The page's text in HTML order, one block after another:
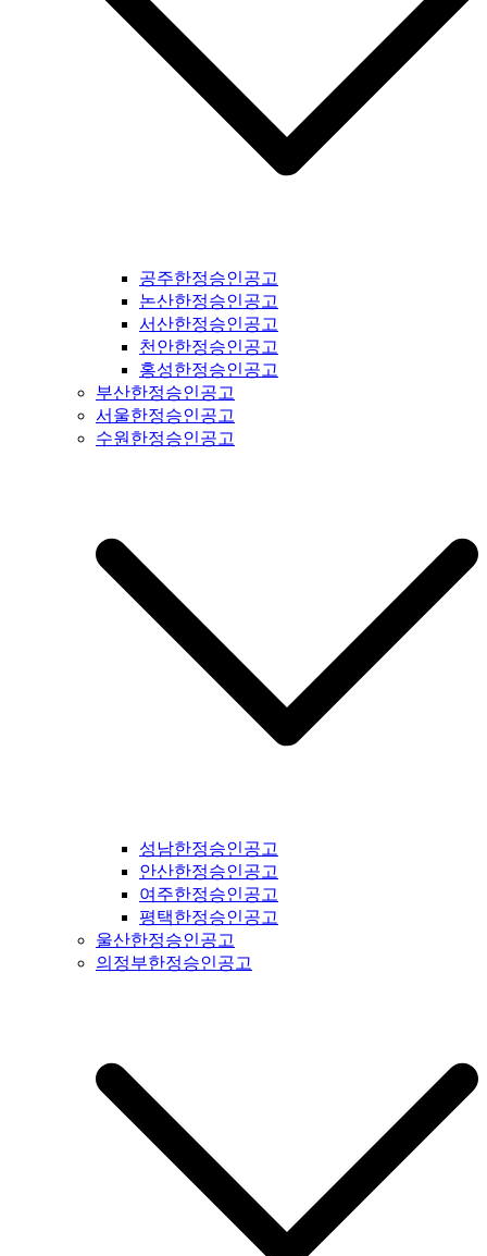
경산신문공고 #청도신문공고 #고령신문공고 #대구신문공고 #
울주신문공고 #울산신문공고 #부산신문공고 #기장신문공고 #
거창신문공고 #합천신문공고 #창녕신문공고 #밀양신문공고 #
창원신문공고 #김해신문공고 #의령신문공고 #진주신문공고 #
하동신문공고 #사천신문공고 #고성신문공고 #거제신문공고 #
통영신문공고 #남해신문공고 #서귀포신문공고 #제주도신문공
고 #경기도일간지공고 #연천군일간지공고 #포천시일간지공고
#동두천시일간지공고 #양주시일간지공고 #의정부시일간지공
시일간지공고 #경기도광주일간지공고 #광주시일간지공고 #양
평군일간지공고 #여주시일간지공고 #이천시일간지공고 #용인
시일간지공고 #수원시일간지공고 #화성시일간지공고 #오산시
일간지공고 #인천시일간지공고 #평택시일간지공고 #안성시일
간지공고 #평택시일간지공고 #안성시일간지공고 #대부도일간
지공고 #제부도일간지공고 #오이도일간지공고 #서울일간지공
고 #서울시일간지공고 #강서구일간지공고 #양천구일간지공고
#구로구일간지공고 #영등포구일간지공고 #금천구일간지공고
구일간지공고 #강북구일간지공고 #도봉구일간지공고 #노원구
일간지공고 #중랑구일간지공고 #강원도일간지공고 #철원군일
간지공고 #양구군일간지공고 #인제군일간지공고 #고성군일간
지공고 #속초시일간지공고 #양양군일간지공고 #홍천군일간지
공고 #화천군일간지공고 #춘천시일간지공고 #횡성군일간지공
고 #원주시일간지공고 #평창군일간지공고 #정선군일간지공고
#강릉시일간지공고 #동해시일간지공고 #삼척시일간지공고 #
태백시일간지공고 #영월군일간지공고 #충북일간지공고 #충청
북도일간지공고 #제천시일간지공고 #단양군일간지공고 #충주
시일간지공고 #괴산군일간지공고 #음성군일간지공고 #진천군
고 #예산군일간지공고 #아산시일간지공고 #천안시일간지공고
#청양군일간지공고 #안면도일간지공고 #보령시일간지공고 #
부여군일간지공고 #서천군일간지공고 #논산시일간지공고 #계
룡시일간지공고 #공주시일간지공고 #금산군군일간지공고 #덕
산면일간지공고 #공주시일간지공고 #정안면일간지공고 #안면
도일간지공고 #대전시일간지공고 #전라북도일간지공고 #전북
공고 #부안군일간지공고 #정읍시일간지공고 #고창군일간지공
고 #순창군일간지공고 #남원시일간지공고 #복흥면일간지공고
#격포일간지공고 #순창군일간지공고 #칠보면일간지공고 #전
라남도일간지공고 #전남일간지공고 #나주시일간지공고 #장성
군일간지공고 #담양군일간지공고 #곡성군일간지공고 #구례군
일간지공고 #하동군일간지공고 #순천시일간지공고 #여수시일
간지공고 #고흥시일간지공고 #완도군일간지공고 #해남군일간
지공고 #강진군일간지공고 #장흥군일간지공고 #영암군일간지
공고 #광주광역시일간지공고 #무안군일간지공고 #함평군일간
공주한정승인공고
논산한정승인공고
서산한정승인공고
천안한정승인공고
홍성한정승인공고
부산한정승인공고
서울한정승인공고
수원한정승인공고
성남한정승인공고
안산한정승인공고
여주한정승인공고
평택한정승인공고
울산한정승인공고
의정부한정승인공고